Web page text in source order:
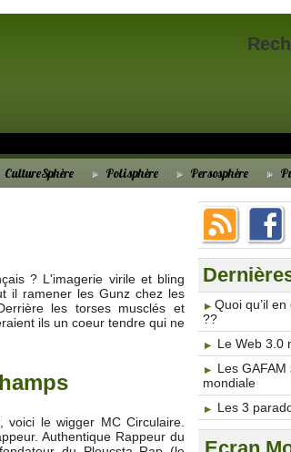
CultureSphère Polisphère Persosphère
? L'imagerie virile et bling
il ramener les Gunz chez les
les torses musclés et
ils un coeur tendre qui ne
voici le wigger MC Circulaire.
Authentique Rappeur du
​Quoi qu’il
??
Le Web 3.0
Les
mondiale
Les 3